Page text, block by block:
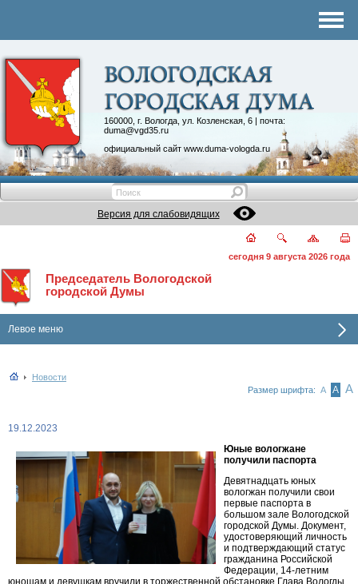
160000, г. Вологда, ул. Козленская, 6 | почта:
duma@vgd35.ru
официальный сайт www.duma-vologda.ru
Контакты
Депутатские объединения
Версия для слабовидящих
сегодня 9 августа 2026 года
Председатель Вологодской
городской Думы
Левое меню
Новости
Размер шрифта: А А А
19.12.2023
Юные вологжане
получили паспорта
Девятнадцать юных
вологжан получили свои
первые паспорта в
большом зале Вологодской
городской Думы. Документ,
удостоверяющий личность
и подтверждающий статус
гражданина Российской
Федерации, 14-летним
юношам и девушкам вручили в торжественной обстановке Глава Вологды